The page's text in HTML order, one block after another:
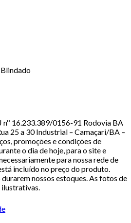
nº 16.233.389/0156-91 Rodovia BA
25 a 30 Industrial – Camaçari/BA –
promoções e condições de
o dia de hoje, para o site e
para nossa rede de
incluído no preço do produto.
nossos estoques. As fotos de
ilustrativas.